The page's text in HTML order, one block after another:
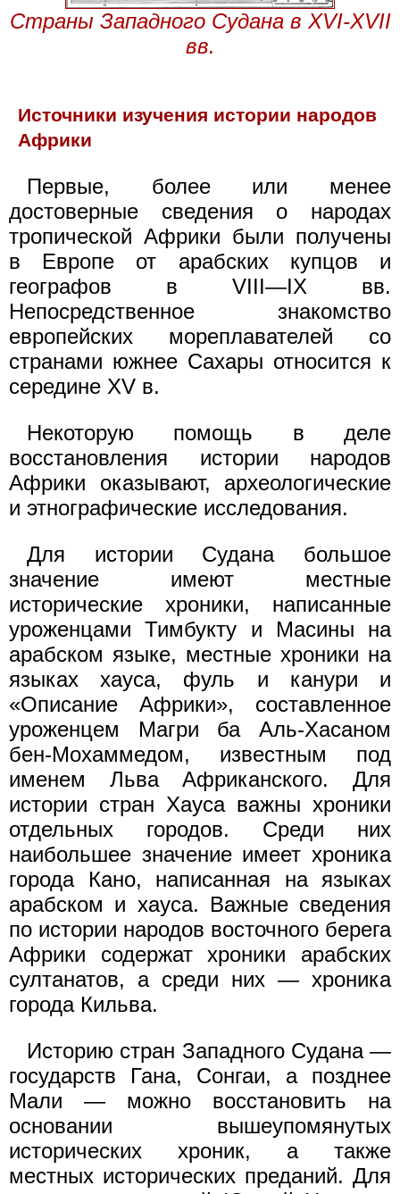
Страны Западного Судана в XVI-XVII
вв.
Источники изучения истории народов
Африки
Первые, более или менее
достоверные сведения о народах
тропической Африки были получены
в Европе от арабских купцов и
географов в VIII—IX вв.
Непосредственное знакомство
европейских мореплавателей со
странами южнее Сахары относится к
середине XV в.
Некоторую помощь в деле
восстановления истории народов
Африки оказывают, археологические
и этнографические исследования.
Для истории Судана большое
значение имеют местные
исторические хроники, написанные
уроженцами Тимбукту и Масины на
арабском языке, местные хроники на
языках хауса, фуль и канури и
«Описание Африки», составленное
уроженцем Магри ба Аль-Хасаном
бен-Мохаммедом, известным под
именем Льва Африканского. Для
истории стран Хауса важны хроники
отдельных городов. Среди них
наибольшее значение имеет хроника
города Кано, написанная на языках
арабском и хауса. Важные сведения
по истории народов восточного берега
Африки содержат хроники арабских
султанатов, а среди них — хроника
города Кильва.
Историю стран Западного Судана —
государств Гана, Сонгаи, а позднее
Мали — можно восстановить на
основании вышеупомянутых
исторических хроник, а также
местных исторических преданий. Для